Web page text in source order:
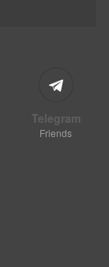
Telegram
Friends